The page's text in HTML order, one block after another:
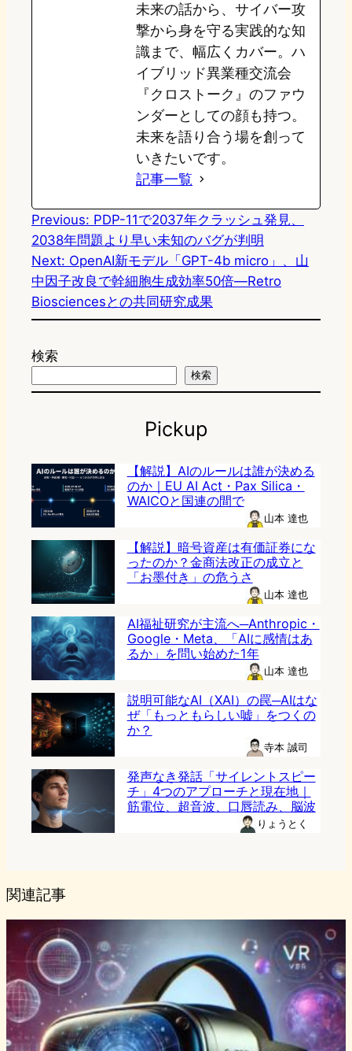
未来の話から、サイバー攻
撃から身を守る実践的な知
識まで、幅広くカバー。ハ
イブリッド異業種交流会
『クロストーク』のファウ
ンダーとしての顔も持つ。
未来を語り合う場を創って
いきたいです。
記事一覧
Previous: PDP-11で2037年クラッシュ発見、
2038年問題より早い未知のバグが判明
Next: OpenAI新モデル「GPT-4b micro」、山
中因子改良で幹細胞生成効率50倍—Retro
Biosciencesとの共同研究成果
検索
検索
Pickup
【解説】AIのルールは誰が決める
のか｜EU AI Act・Pax Silica・
WAICOと国連の間で
山本 達也
【解説】暗号資産は有価証券にな
ったのか？金商法改正の成立と
「お墨付き」の危うさ
山本 達也
AI福祉研究が主流へ─Anthropic・
Google・Meta、「AIに感情はあ
るか」を問い始めた1年
山本 達也
説明可能なAI（XAI）の罠─AIはな
ぜ「もっともらしい嘘」をつくの
か？
寺本 誠司
発声なき発話「サイレントスピー
チ」4つのアプローチと現在地｜
筋電位、超音波、口唇読み、脳波
りょうとく
関連記事